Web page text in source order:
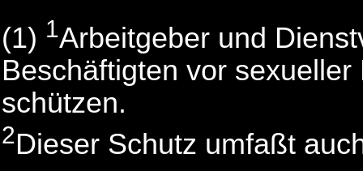
(1) 1Arbeitgeber und
Beschäftigten vor
schützen.
2Dieser Schutz umfaßt